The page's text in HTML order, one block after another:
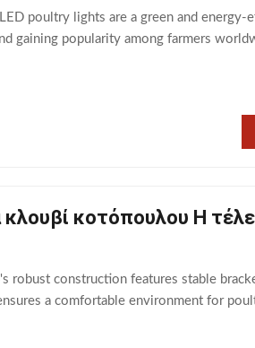
poultry lights are a green and energy-
gaining popularity among farmers
κοτόπουλου Η
robust construction features stable
a comfortable environment for